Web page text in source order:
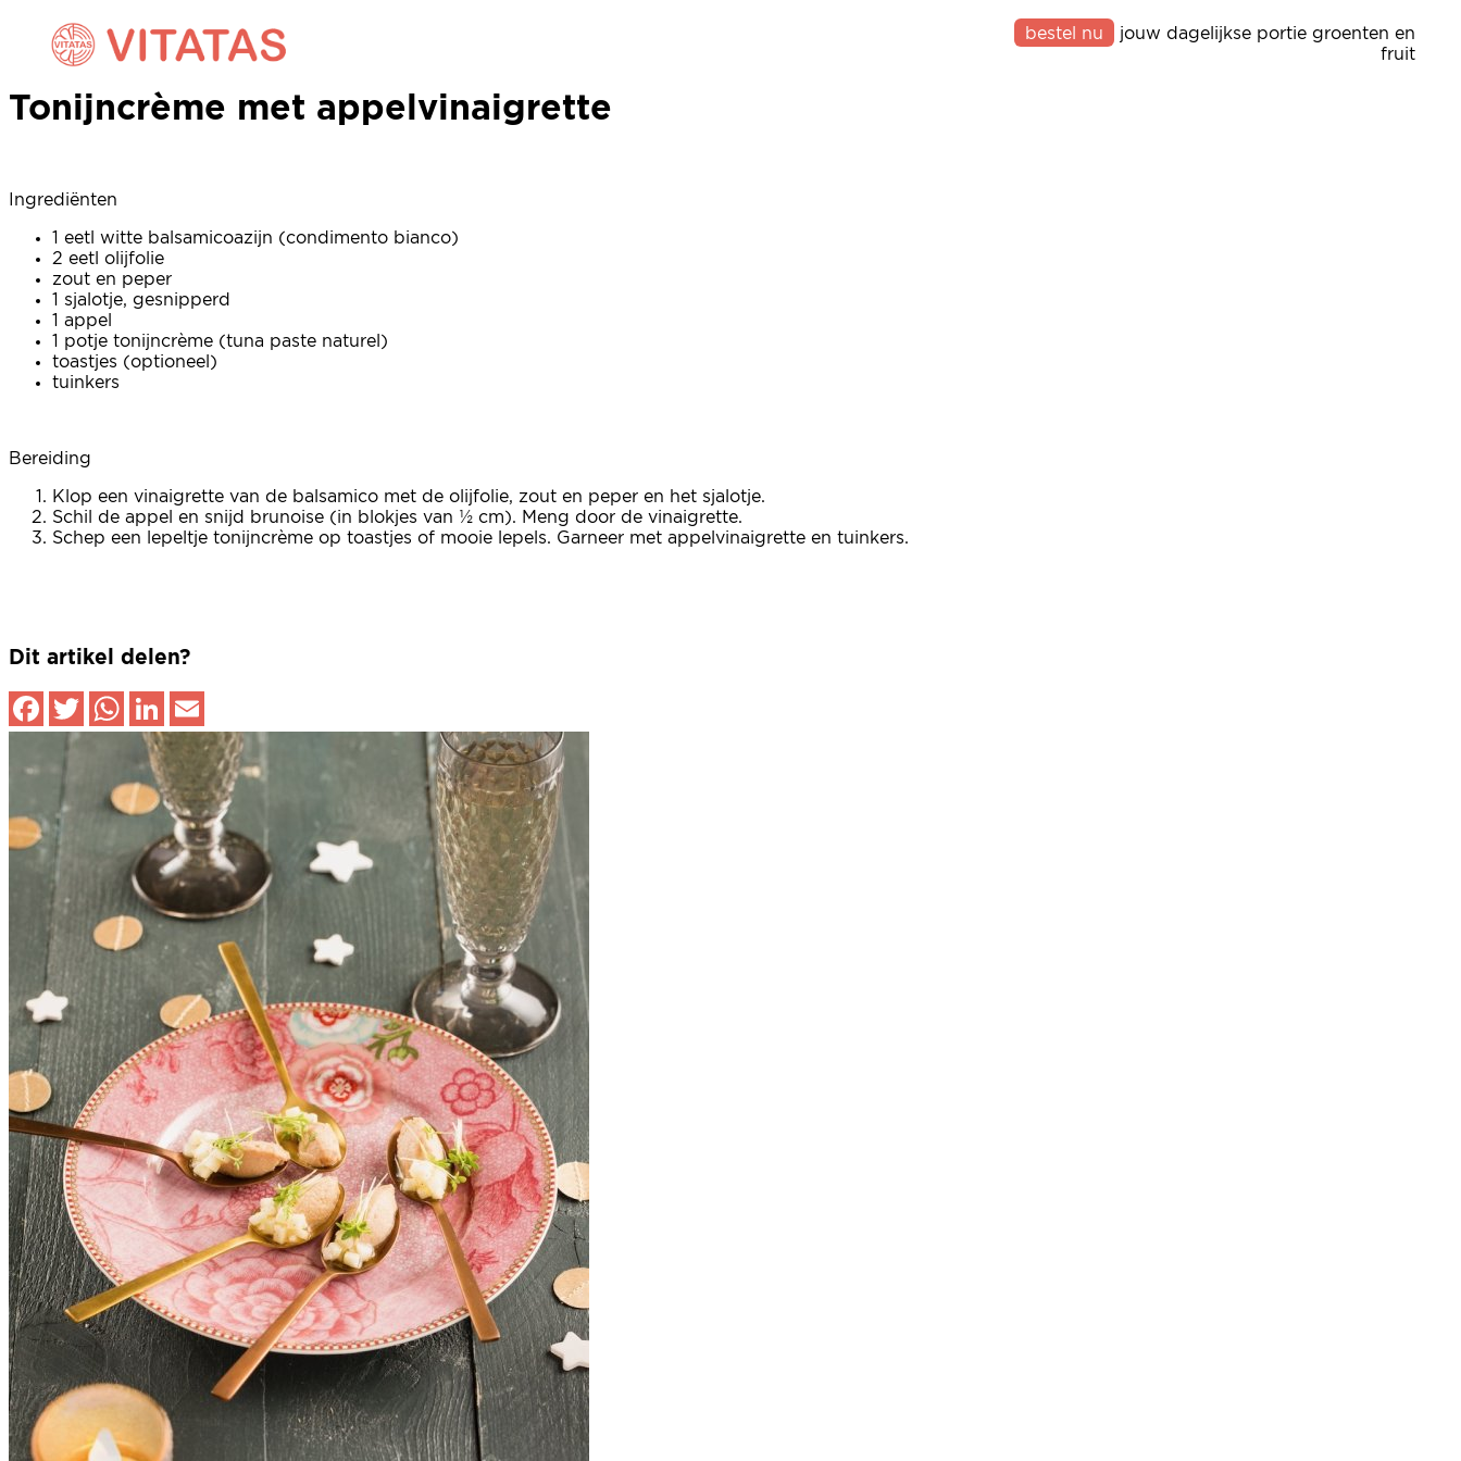
bestel nu
jouw dagelijkse portie groenten en
fruit
Tonijncrème met appelvinaigrette
Tonijncrème met appelvinaigrette
Ingrediënten
1 eetl witte balsamicoazijn (condimento bianco)
2 eetl olijfolie
zout en peper
1 sjalotje, gesnipperd
1 appel
1 potje tonijncrème (tuna paste naturel)
toastjes (optioneel)
tuinkers
Bereiding
Klop een vinaigrette van de balsamico met de olijfolie, zout en peper en het sjalotje.
Schil de appel en snijd brunoise (in blokjes van ½ cm). Meng door de vinaigrette.
Schep een lepeltje tonijncrème op toastjes of mooie lepels. Garneer met appelvinaigrette en tuinkers.
Dit artikel delen?